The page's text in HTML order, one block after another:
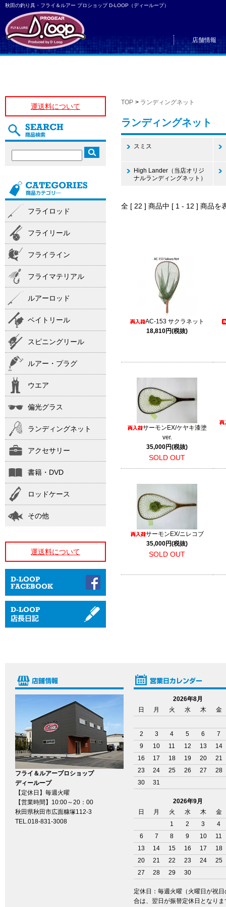
秋田の釣り具・フライ＆ルアー プロショップ D-LOOP（ディーループ）
店舗情報
TOP > ランディングネット
ランディングネット
スミス
High Lander（当店オリジ
ナルランディングネット）
全 [ 22 ] 商品中 [ 1 - 12 ] 商品を
AC-153 サクラネット
18,810円(税抜)
サーモンEX/ケヤキ漆塗
ver.
35,000円(税抜)
SOLD OUT
サーモンEX/ニレコブ
35,000円(税抜)
SOLD OUT
運送料について
フライロッド
フライリール
フライライン
フライマテリアル
ルアーロッド
ベイトリール
スピニングリール
ルアー・プラグ
ウエア
偏光グラス
ランディングネット
アクセサリー
書籍・DVD
ロッドケース
その他
運送料について
フライ＆ルアープロショップ
ディーループ
【定休日】毎週火曜
【営業時間】10:00～20：00
秋田県秋田市広面糠塚112-3
TEL.018-831-3008
2026年8月
日
月 火 水 木 金
2 3 4 5 6
7
9
10 11 12 13
14
16
17 18 19 20
21
23
24 25 26 27
28
30
31
2026年9月
日
月 火 水 木
金
1
2 3
4
6
7 8 9 10
11
13
14 15 16 17
18
20
21 22 23 24
25
27
28 29 30
定休日：毎週火曜（火曜日が祝日
合は、翌日が振替定休日となりま